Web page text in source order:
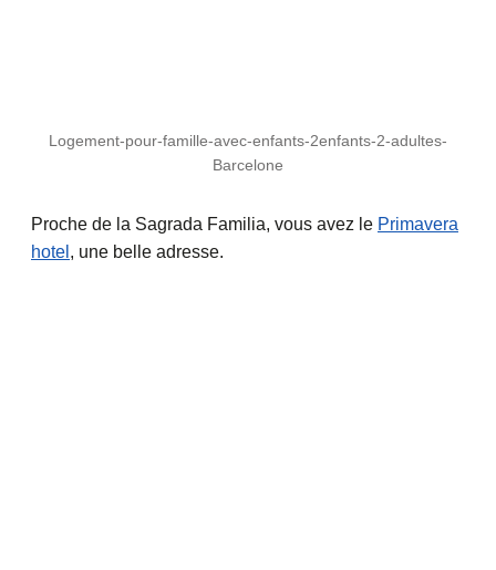
Logement-pour-famille-avec-enfants-2enfants-2-adultes-
Barcelone
Proche de la Sagrada Familia, vous avez le Primavera
hotel , une belle adresse.